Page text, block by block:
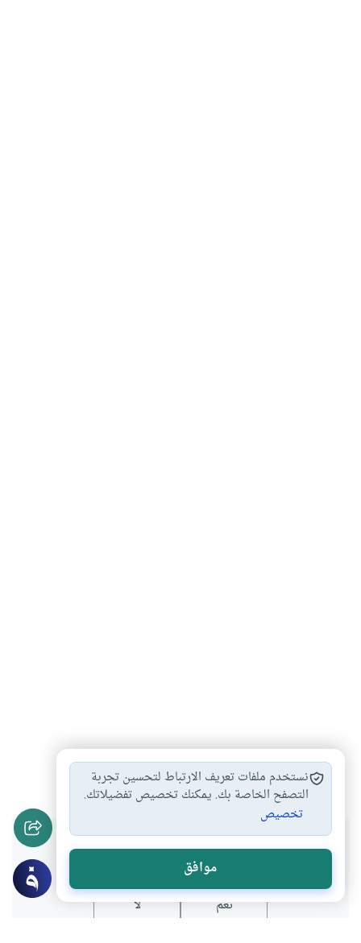
فتوى #الشبهة #الشيطان
هل انتفعت بهذا المحتوى؟
نعم لا
نستخدم ملفات تعريف الارتباط لتحسين تجربة
التصفح الخاصة بك. يمكنك تخصيص تفضيلاتك.
تخصيص
موافق